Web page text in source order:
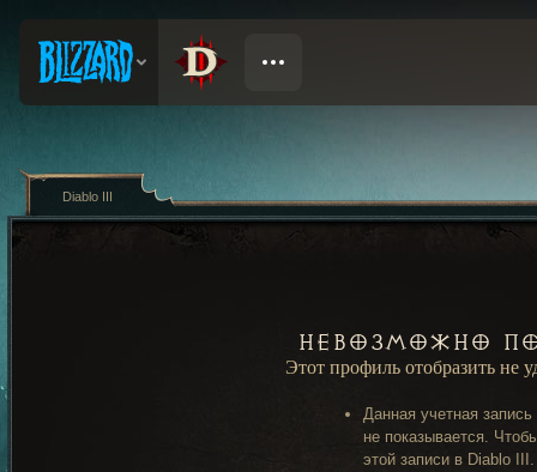
Невозможно
Этот профиль отобразить
Данная учетная
не показывается.
этой записи в Diablo III.
Diablo III